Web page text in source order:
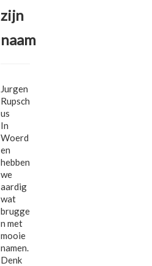
zijn
naam
Jurgen
Rupsch
us
In
Woerd
en
hebben
we
aardig
wat
brugge
n met
mooie
namen.
Denk